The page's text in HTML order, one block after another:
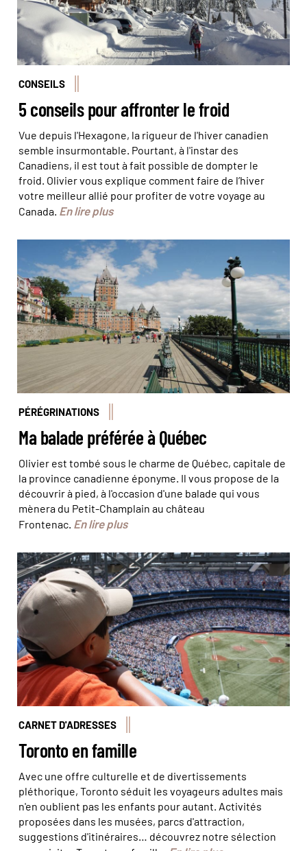
CONSEILS
5 conseils pour affronter le froid
Vue depuis l'Hexagone, la rigueur de l'hiver canadien
semble insurmontable. Pourtant, à l'instar des
Canadiens, il est tout à fait possible de dompter le
froid. Olivier vous explique comment faire de l’hiver
votre meilleur allié pour profiter de votre voyage au
Canada. En lire plus
Somptueuse vue à partir de la terrasse suspendue
Dufferin. © festivio
PÉRÉGRINATIONS
Ma balade préférée à Québec
Olivier est tombé sous le charme de Québec, capitale de
la province canadienne éponyme. Il vous propose de la
découvrir à pied, à l'occasion d'une balade qui vous
mènera du Petit-Champlain au château
Frontenac. En lire plus
Le Centre Rogers est le stade principal de Toronto. ©
Olga Vasina
CARNET D'ADRESSES
Toronto en famille
Avec une offre culturelle et de divertissements
pléthorique, Toronto séduit les voyageurs adultes mais
n'en oublient pas les enfants pour autant. Activités
proposées dans les musées, parcs d'attraction,
suggestions d'itinéraires… découvrez notre sélection